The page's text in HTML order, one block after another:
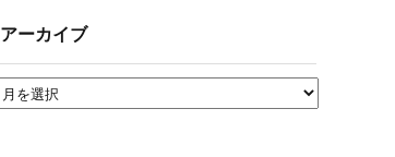
アーカイブ